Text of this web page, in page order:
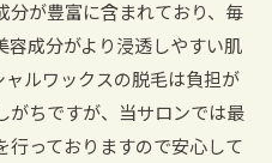
分が豊富に含まれており、毎
容成分がより浸透しやすい肌
ャルワックスの脱毛は負担が
がちですが、当サロンでは最
行っておりますので安心して